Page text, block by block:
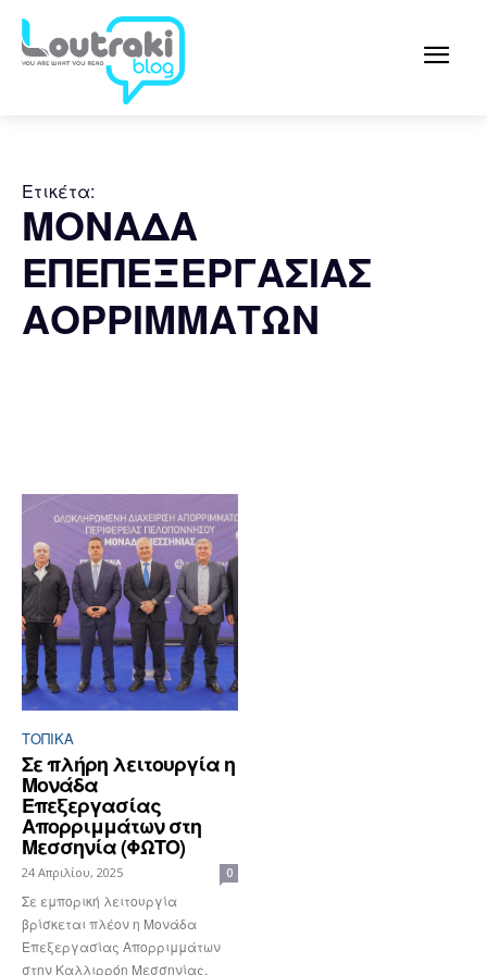
Ετικέτα:
ΜΟΝΑΔΑ
ΕΠΕΠΕΞΕΡΓΑΣΙΑΣ
ΑΟΡΡΙΜΜΑΤΩΝ
ΤΟΠΙΚΑ
Σε πλήρη λειτουργία η
Μονάδα
Επεξεργασίας
Απορριμμάτων στη
Μεσσηνία (ΦΩΤΟ)
24 Απριλίου, 2025 0
Σε εμπορική λειτουργία
βρίσκεται πλέον η Μονάδα
Επεξεργασίας Απορριμμάτων
στην Καλλιρρόη Μεσσηνίας,